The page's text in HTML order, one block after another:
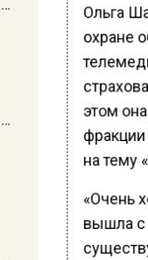
Ольга
охране
этом
на тему
«Очень
вышла с